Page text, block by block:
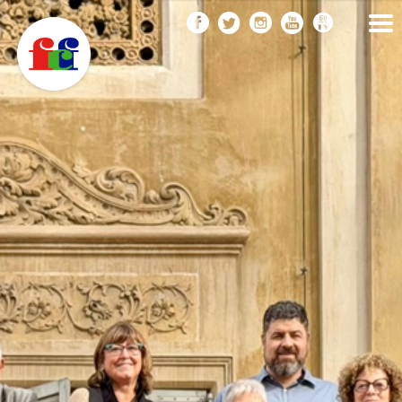
Vés
al
contingut
FEDERACIÓ CATALANA
DE FOTOGRAFIA
F
C
F